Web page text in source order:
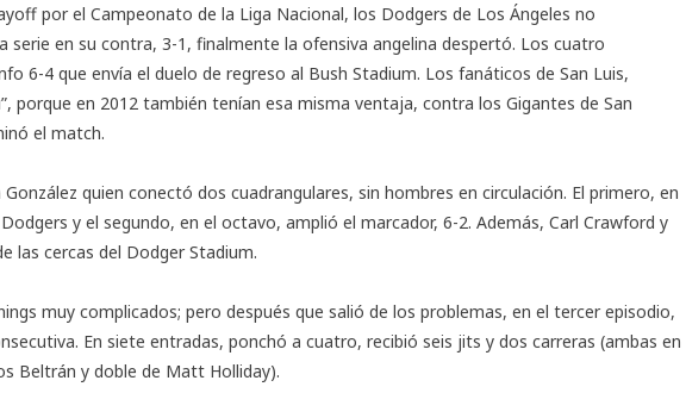
por el Campeonato de la Liga Nacional, los Dodgers de Los Ángeles no
serie en su contra, 3-1, finalmente la ofensiva angelina despertó. Los cuatro
6-4 que envía el duelo de regreso al Bush Stadium. Los fanáticos de San Luis,
porque en 2012 también tenían esa misma ventaja, contra los Gigantes de San
el match.
quien conectó dos cuadrangulares, sin hombres en circulación. El primero, en
y el segundo, en el octavo, amplió el marcador, 6-2. Además, Carl Crawford y
las cercas del Dodger Stadium.
muy complicados; pero después que salió de los problemas, en el tercer episodio,
En siete entradas, ponchó a cuatro, recibió seis jits y dos carreras (ambas en
Beltrán y doble de Matt Holliday).